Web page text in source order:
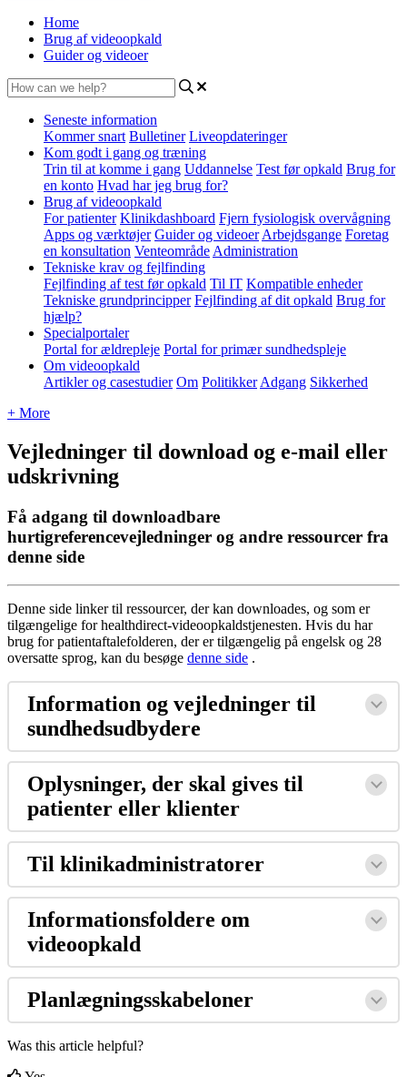
Home
Brug af videoopkald
Guider og videoer
Seneste information
Kommer snart Bulletiner Liveopdateringer
Kom godt i gang og træning
Trin til at komme i gang Uddannelse Test før opkald Brug for
en konto Hvad har jeg brug for?
Brug af videoopkald
For patienter Klinikdashboard Fjern fysiologisk overvågning
Apps og værktøjer Guider og videoer Arbejdsgange Foretag
en konsultation Venteområde Administration
Tekniske krav og fejlfinding
Fejlfinding af test før opkald Til IT Kompatible enheder
Tekniske grundprincipper Fejlfinding af dit opkald Brug for
hjælp?
Specialportaler
Portal for ældrepleje Portal for primær sundhedspleje
Om videoopkald
Artikler og casestudier Om Politikker Adgang Sikkerhed
+ More
Vejledninger til download og e-mail eller
udskrivning
Få adgang til downloadbare
hurtigreferencevejledninger og andre ressourcer fra
denne side
Denne side linker til ressourcer, der kan downloades, og som er
tilgængelige for healthdirect-videoopkaldstjenesten. Hvis du har
brug for patientaftalefolderen, der er tilgængelig på engelsk og 28
oversatte sprog, kan du besøge denne side .
Information og vejledninger til
sundhedsudbydere
Oplysninger, der skal gives til
patienter eller klienter
Til klinikadministratorer
Informationsfoldere om
videoopkald
Planlægningsskabeloner
Was this article helpful?